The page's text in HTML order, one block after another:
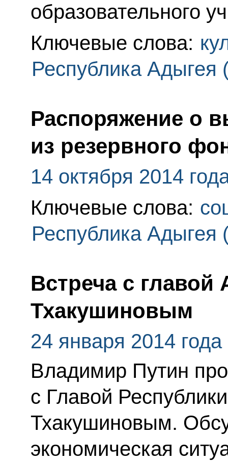
образовательного
Ключевые слова:
Республика Адыгея
Распоряжение о
из резервного
14 октября 2014
Ключевые слова:
Республика Адыгея
Встреча с
Тхакушиновым
24 января 2014 года
Владимир Путин
с Главой
Тхакушиновым.
экономическая